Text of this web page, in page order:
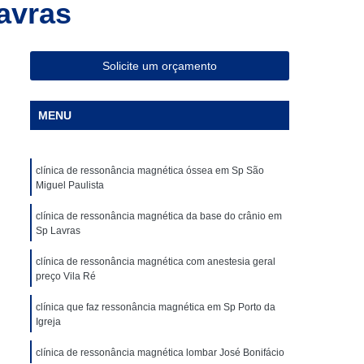
Magnética de Abdômen
Especialista em Ressonância Magnética
Magnética Contrastada
Clínica para Angiotomografia
para Fazer Tomografia Computadorizada
Clínica para Realizar Tomografia
Total com Contraste
Clínica para Tomografia de Articulações
Clínica Particular para Fazer Tomografia
Clínica de Exames de Imagem
para Exame de Tomografia do Tórax
Tomografia Abdominal
Solicite um orçamento
MENU
clínica de ressonância magnética óssea em Sp São
Miguel Paulista
clínica de ressonância magnética da base do crânio em
Sp Lavras
clínica de ressonância magnética com anestesia geral
preço Vila Ré
clínica que faz ressonância magnética em Sp Porto da
Igreja
clínica de ressonância magnética lombar José Bonifácio